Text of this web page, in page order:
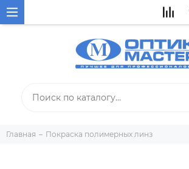
Главная Покраска полимерных линз